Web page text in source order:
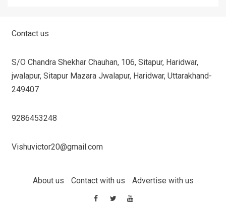
Contact us
S/O Chandra Shekhar Chauhan, 106, Sitapur, Haridwar,
jwalapur, Sitapur Mazara Jwalapur, Haridwar, Uttarakhand-
249407
9286453248
Vishuvictor20@gmail.com
About us Contact with us Advertise with us